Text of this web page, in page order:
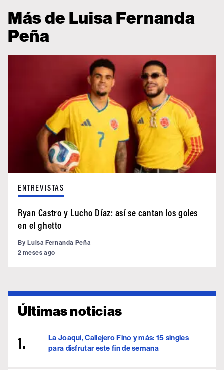
Más de Luisa Fernanda
Peña
ENTREVISTAS
Ryan Castro y Lucho Díaz: así se cantan los goles
en el ghetto
By Luisa Fernanda Peña
2 meses ago
Últimas noticias
La Joaqui, Callejero Fino y más: 15 singles
para disfrutar este fin de semana